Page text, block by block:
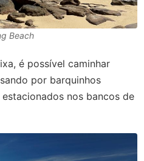
Beach
é possível caminhar
por barquinhos
nos bancos de